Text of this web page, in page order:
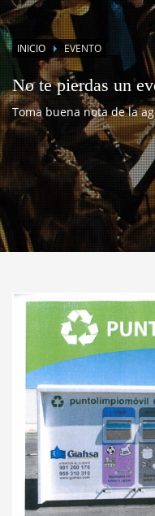
INICIO EVENTO
No te pierdas un
Toma buena nota de la